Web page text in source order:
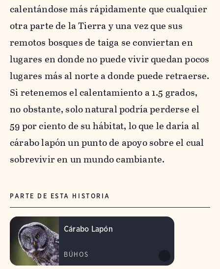
calentándose más rápidamente que cualquier
otra parte de la Tierra y una vez que sus
remotos bosques de taiga se conviertan en
lugares en donde no puede vivir quedan pocos
lugares más al norte a donde puede retraerse.
Si retenemos el calentamiento a 1.5 grados,
no obstante, solo natural podría perderse el
59 por ciento de su hábitat, lo que le daría al
cárabo lapón un punto de apoyo sobre el cual
sobrevivir en un mundo cambiante.
PARTE DE ESTA HISTORIA
Cárabo Lapón
BÚHOS